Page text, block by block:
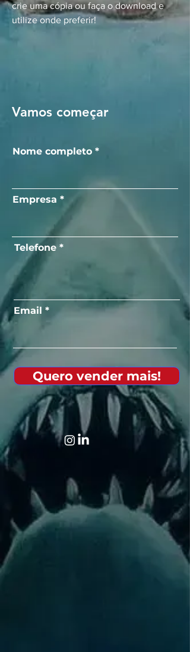
crie uma cópia ou faça o download e
utilize onde preferir!
Vamos começar
Nome completo
Empresa
Telefone
Email
Quero vender mais!